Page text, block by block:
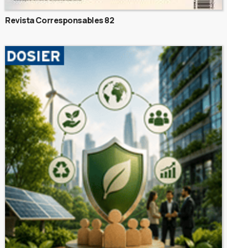
Revista Corresponsables 82